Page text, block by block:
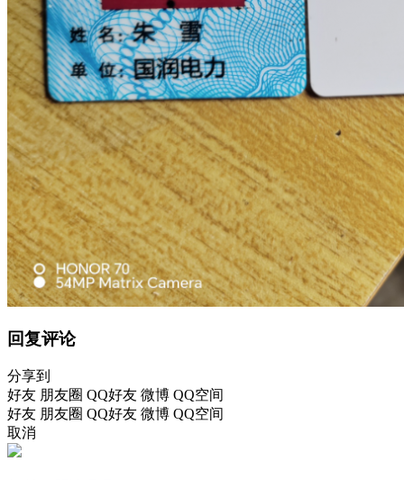
回复评论
分享到
好友 朋友圈 QQ好友 微博 QQ空间
好友 朋友圈 QQ好友 微博 QQ空间
取消